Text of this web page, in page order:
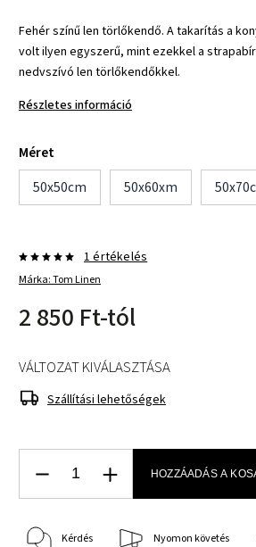
Fehér színű len törlőkendő. A takarítás a
volt ilyen egyszerű, mint ezekkel a
nedvszívó len törlőkendőkkel.
Részletes információ
Méret
50x50cm
50x60xm
Márka:Tom Linen
1 értékelés
2 850 Ft-tól
VÁLTOZAT KIVÁLASZTÁSA
Szállítási lehetőségek
HOZZÁADÁS A
Kérdés Nyomon követés